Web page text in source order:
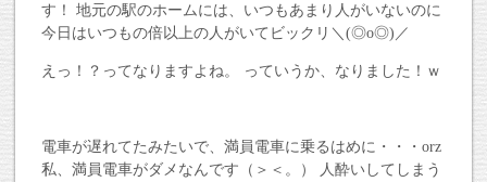
す！ 地元の駅のホームには、いつもあまり人がいないのに
今日はいつもの倍以上の人がいてビックリ＼(◎o◎)／
えっ！？ってなりますよね。 っていうか、なりました！ｗ
電車が遅れてたみたいで、満員電車に乗るはめに・・・orz
私、満員電車がダメなんです（＞＜。） 人酔いしてしまう